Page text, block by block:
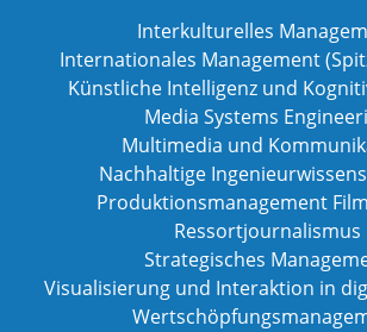
Interkulturelles
Internationales Management
Künstliche Intelligenz und
Media Systems
Multimedia und
Nachhaltige
Produktionsmanagement
Ressortjournalismus
Strategisches
Visualisierung und Interaktion in